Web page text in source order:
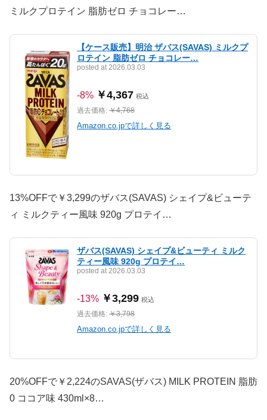
ミルクプロテイン 脂肪ゼロ チョコレー…
【ケース販売】明治 ザバス(SAVAS) ミルクプ
ロテイン 脂肪ゼロ チョコレー…
posted at 2026.03.03
-8% ￥4,367 税込
過去価格: ￥4,768
Amazon.co.jpで詳しく見る
13%OFFで￥3,299のザバス(SAVAS) シェイプ&ビューテ
ィ ミルクティー風味 920g プロテイ…
ザバス(SAVAS) シェイプ&ビューティ ミルク
ティー風味 920g プロテイ…
posted at 2026.03.03
-13% ￥3,299 税込
過去価格: ￥3,798
Amazon.co.jpで詳しく見る
20%OFFで￥2,224のSAVAS(ザバス) MILK PROTEIN 脂肪
0 ココア味 430ml×8…